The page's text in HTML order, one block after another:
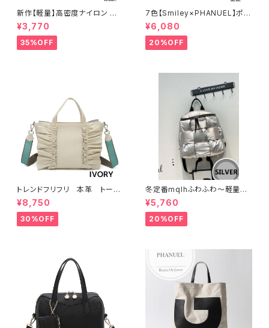
新作【軽量】高密度ナイロン 撥
水加工 三層式 トート 肩がけ シ
ョルダー 2WAY 出勤 A6206-2
¥3,770
35%OFF
7色【Smiley×PHANUEL】ポー
チ付 リュックサック リュックレデ
ィース カジュアル おしゃれ 通学
旅行 A8937-1
¥6,080
20%OFF
トレンドフリフリ 本革 トート
バッグ キャンバスショルダー
コラボー
¥8,750
30%OFF
冬定番mqlhふわふわ～軽量＆
撥水ナイロン ダウンバッグ 2wa
y リュック 60319-082
¥5,760
20%OFF